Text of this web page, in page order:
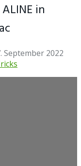
in
September 2022